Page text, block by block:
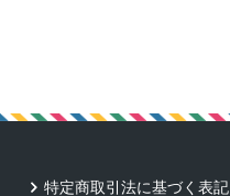
特定商取引法に基づく表記